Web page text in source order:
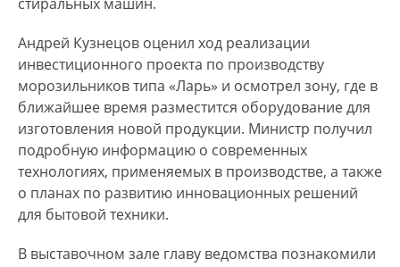
Андрей Кузнецов оценил ход реализации
инвестиционного проекта по производству
морозильников типа «Ларь» и осмотрел зону, где в
ближайшее время разместится оборудование для
изготовления новой продукции. Министр получил
подробную информацию о современных
технологиях, применяемых в производстве, а также
о планах по развитию инновационных решений
для бытовой техники.
В выставочном зале главу ведомства познакомили